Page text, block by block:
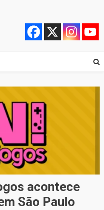
acontece
São Paulo